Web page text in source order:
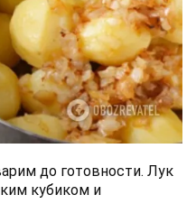
до готовности. Лук
кубиком и